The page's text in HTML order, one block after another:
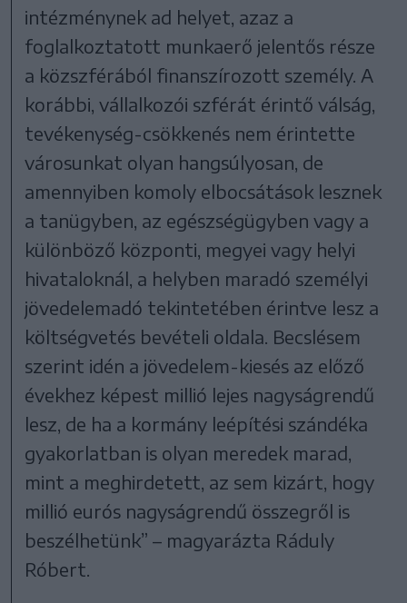
intézménynek ad helyet, azaz a
foglalkoztatott munkaerő jelentős része
a közszférából finanszírozott személy. A
korábbi, vállalkozói szférát érintő válság,
tevékenység-csökkenés nem érintette
városunkat olyan hangsúlyosan, de
amennyiben komoly elbocsátások lesznek
a tanügyben, az egészségügyben vagy a
különböző központi, megyei vagy helyi
hivataloknál, a helyben maradó személyi
jövedelemadó tekintetében érintve lesz a
költségvetés bevételi oldala. Becslésem
szerint idén a jövedelem-kiesés az előző
évekhez képest millió lejes nagyságrendű
lesz, de ha a kormány leépítési szándéka
gyakorlatban is olyan meredek marad,
mint a meghirdetett, az sem kizárt, hogy
millió eurós nagyságrendű összegről is
beszélhetünk” – magyarázta Ráduly
Róbert.